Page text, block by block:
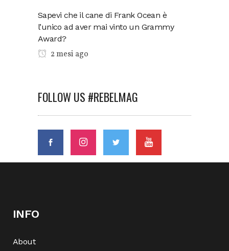
Sapevi che il cane di Frank Ocean è
l’unico ad aver mai vinto un Grammy
Award?
2 mesi ago
FOLLOW US #REBELMAG
INFO
About